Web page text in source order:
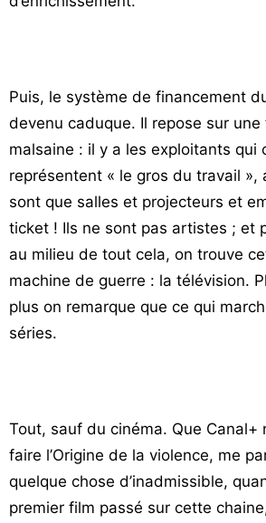
Puis, le système de financement
devenu caduque. Il repose sur
malsaine : il y a les exploitants qui
représentent « le gros du travail »,
sont que salles et projecteurs et
ticket ! Ils ne sont pas artistes ; et
au milieu de tout cela, on trouve
machine de guerre : la télévision.
plus on remarque que ce qui
séries.
Tout, sauf du cinéma. Que Canal+
faire l’Origine de la violence, me
quelque chose d’inadmissible,
premier film passé sur cette